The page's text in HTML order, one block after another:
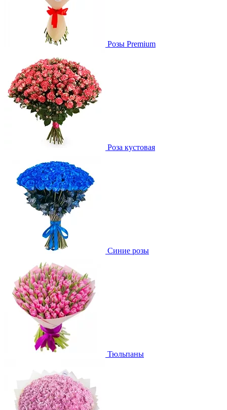
Розы Premium
Роза кустовая
Синие розы
Тюльпаны